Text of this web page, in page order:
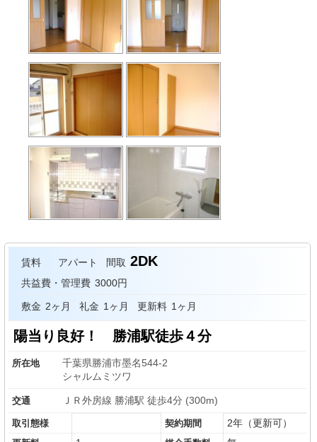
賃料 アパート 間取 2DK
共益費・管理費 3000円
敷金 2ヶ月 礼金 1ヶ月 更新料 1ヶ月
陽当り良好！ 勝浦駅徒歩４分
所在地
千葉県勝浦市墨名544-2
シャルムミツワ
交通 ＪＲ外房線 勝浦駅 徒歩4分 (300m)
取引態様 契約期間 2年（更新可）